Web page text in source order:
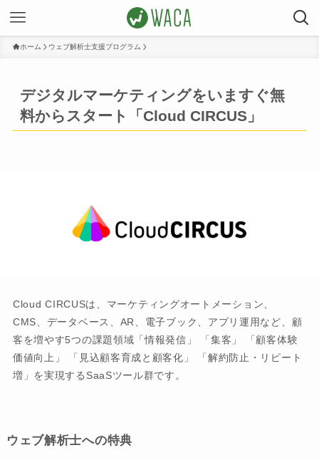
ホーム ウェブ解析士支援プログラム
デジタルマーケティングをいますぐ無
料からスタート「Cloud CIRCUS」
Cloud CIRCUSは、マーケティングオートメーション、
CMS、データベース、AR、電子ブック、アプリ運用など、顧
客を増やす5つの課題領域「情報発信」 「集客」 「顧客体験
価値向上」 「見込顧客育成と顧客化」 「解約防止・リピート
増」を実現するSaaSツール群です。
ウェブ解析士への特典